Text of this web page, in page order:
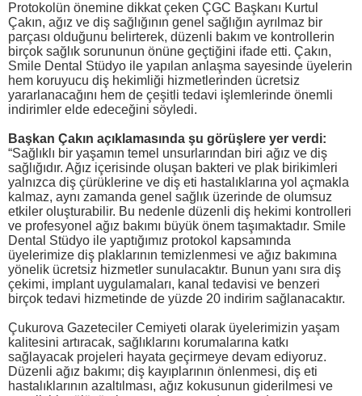
Protokolün önemine dikkat çeken ÇGC Başkanı Kurtul
Çakın, ağız ve diş sağlığının genel sağlığın ayrılmaz bir
parçası olduğunu belirterek, düzenli bakım ve kontrollerin
birçok sağlık sorununun önüne geçtiğini ifade etti. Çakın,
Smile Dental Stüdyo ile yapılan anlaşma sayesinde üyelerin
hem koruyucu diş hekimliği hizmetlerinden ücretsiz
yararlanacağını hem de çeşitli tedavi işlemlerinde önemli
indirimler elde edeceğini söyledi.
Başkan Çakın açıklamasında şu görüşlere yer verdi:
“Sağlıklı bir yaşamın temel unsurlarından biri ağız ve diş
sağlığıdır. Ağız içerisinde oluşan bakteri ve plak birikimleri
yalnızca diş çürüklerine ve diş eti hastalıklarına yol açmakla
kalmaz, aynı zamanda genel sağlık üzerinde de olumsuz
etkiler oluşturabilir. Bu nedenle düzenli diş hekimi kontrolleri
ve profesyonel ağız bakımı büyük önem taşımaktadır. Smile
Dental Stüdyo ile yaptığımız protokol kapsamında
üyelerimize diş plaklarının temizlenmesi ve ağız bakımına
yönelik ücretsiz hizmetler sunulacaktır. Bunun yanı sıra diş
çekimi, implant uygulamaları, kanal tedavisi ve benzeri
birçok tedavi hizmetinde de yüzde 20 indirim sağlanacaktır.
Çukurova Gazeteciler Cemiyeti olarak üyelerimizin yaşam
kalitesini artıracak, sağlıklarını korumalarına katkı
sağlayacak projeleri hayata geçirmeye devam ediyoruz.
Düzenli ağız bakımı; diş kayıplarının önlenmesi, diş eti
hastalıklarının azaltılması, ağız kokusunun giderilmesi ve